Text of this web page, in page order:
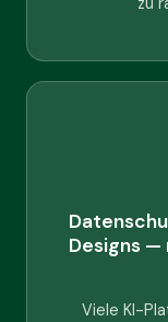
Designs —
Viele KI-